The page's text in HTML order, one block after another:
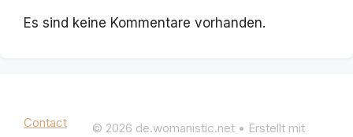
Es sind keine Kommentare vorhanden.
Contact © 2026 de.womanistic.net• Erstellt mit